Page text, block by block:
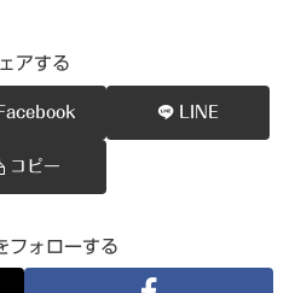
アする
LINE
コピー
フォローする